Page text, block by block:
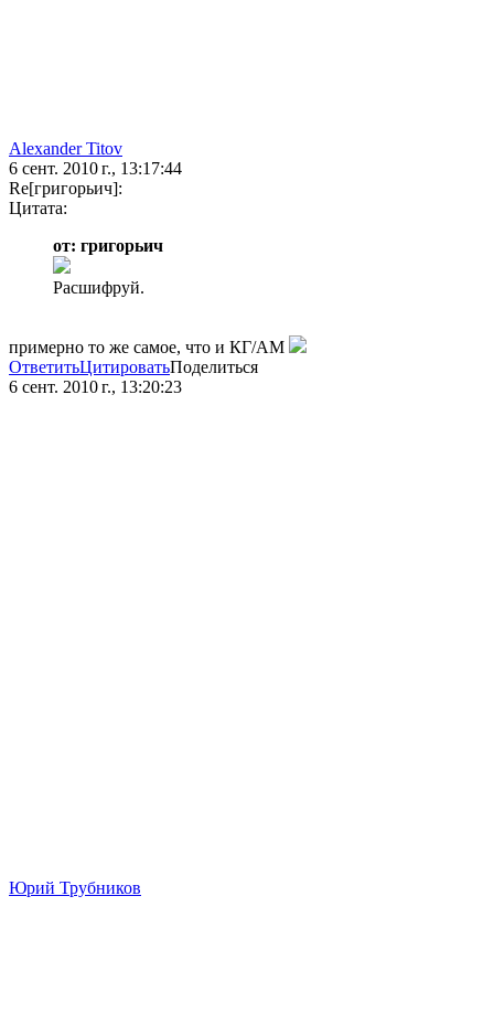
Alexander Titov
6 сент. 2010 г., 13:17:44
Re[григорьич]:
Цитата:
от: григорьич
Расшифруй.
примерно то же самое, что и КГ/АМ
ОтветитьЦитироватьПоделиться
6 сент. 2010 г., 13:20:23
Юрий Трубников